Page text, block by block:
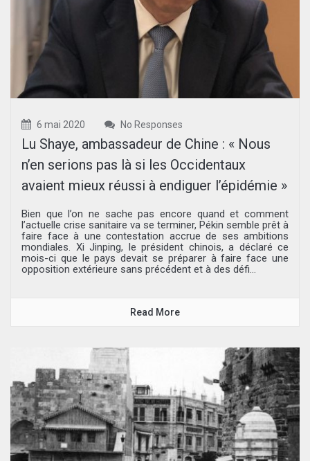
6 mai 2020 No Responses
Lu Shaye, ambassadeur de Chine : « Nous
n’en serions pas là si les Occidentaux
avaient mieux réussi à endiguer l’épidémie »
Bien que l’on ne sache pas encore quand et comment
l’actuelle crise sanitaire va se terminer, Pékin semble prêt à
faire face à une contestation accrue de ses ambitions
mondiales. Xi Jinping, le président chinois, a déclaré ce
mois-ci que le pays devait se préparer à faire face une
opposition extérieure sans précédent et à des défi...
Read More